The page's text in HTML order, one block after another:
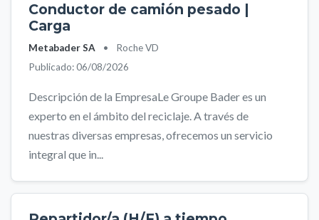
Conductor de camión pesado |
Carga
Metabader SA •
Roche VD
Publicado: 06/08/2026
Descripción de la EmpresaLe Groupe Bader es un
experto en el ámbito del reciclaje. A través de
nuestras diversas empresas, ofrecemos un servicio
integral que in...